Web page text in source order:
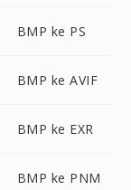
BMP ke PS
BMP ke AVIF
BMP ke EXR
BMP ke PNM